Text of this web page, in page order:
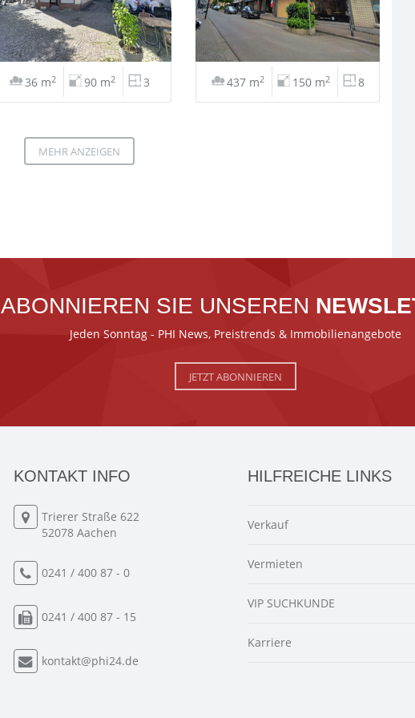
36 m2 90 m2 3 437 m2 150 m2 8
MEHR ANZEIGEN
ABONNIEREN SIE UNSEREN
Jeden Sonntag - PHI News, Preistrends & Immobilienangebote
JETZT ABONNIEREN
KONTAKT INFO
Trierer Straße 622
52078 Aachen
0241 / 400 87 - 0
0241 / 400 87 - 15
kontakt@phi24.de
HILFREICHE LINKS
Verkauf
Vermieten
VIP SUCHKUNDE
Karriere